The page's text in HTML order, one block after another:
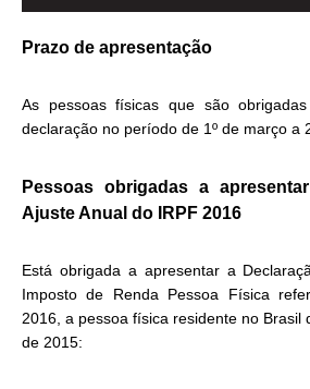
Prazo de apresentação
As pessoas físicas que são
declaração no período de 1º de março a
Pessoas obrigadas a
Ajuste Anual do IRPF 2016
Está obrigada a apresentar a
Imposto de Renda Pessoa Física
2016, a pessoa física residente no Brasil
de 2015: